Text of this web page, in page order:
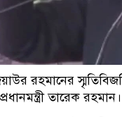
রহমানের
তারেক রহমান।